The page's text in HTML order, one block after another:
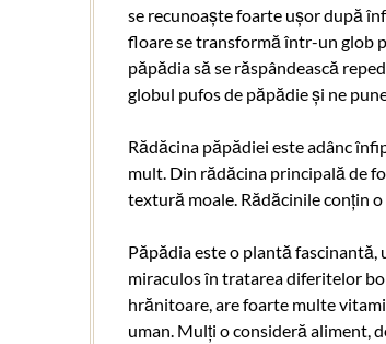
se recunoaște foarte ușor după
floare se transformă într-un glob
păpădia să se răspândească
globul pufos de păpădie și ne
Rădăcina păpădiei este adânc
mult. Din rădăcina principală de
textură moale. Rădăcinile conțin
Păpădia este o plantă fascinantă,
miraculos în tratarea diferitelor
hrănitoare, are foarte multe
uman. Mulți o consideră aliment,